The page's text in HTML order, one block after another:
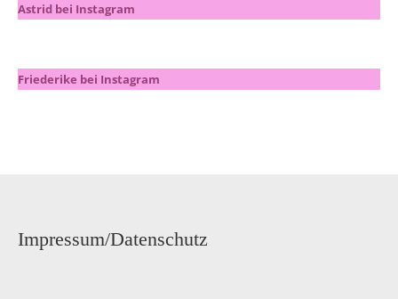
Astrid bei Instagram
Friederike bei Instagram
Impressum/Datenschutz